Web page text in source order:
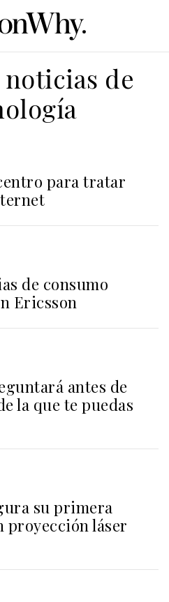
noticias de
para tratar
de consumo
Ericsson
antes de
la que te puedas
su primera
proyección láser